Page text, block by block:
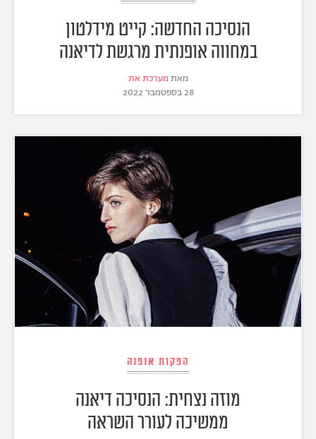
הנסיכה החדשה: קייט מידלטון
במחווה אופנתית מרגשת לדיאנה
מאת מערכת את
28 בספטמבר 2022
הפקות אופנה
מוזה נצחית: הנסיכה דיאנה
ממשיכה לעורר השראה